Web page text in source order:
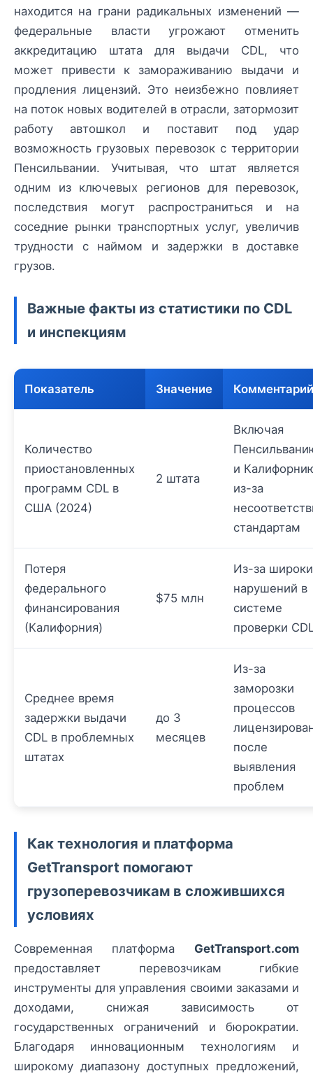
находится на грани радикальных изменений —
федеральные власти угрожают отменить
аккредитацию штата для выдачи CDL, что
может привести к замораживанию выдачи и
продления лицензий. Это неизбежно повлияет
на поток новых водителей в отрасли, затормозит
работу автошкол и поставит под удар
возможность грузовых перевозок с территории
Пенсильвании. Учитывая, что штат является
одним из ключевых регионов для перевозок,
последствия могут распространиться и на
соседние рынки транспортных услуг, увеличив
трудности с наймом и задержки в доставке
грузов.
Важные факты из статистики по CDL
и инспекциям
Показатель Значение Комментарий
Количество
приостановленных
программ CDL в
США (2024)
2 штата
Включая
и
из-за
стандартам
Потеря
федерального
финансирования
(Калифорния)
$75 млн
Из-за
нарушений в
системе
проверки
Среднее время
задержки выдачи
CDL в проблемных
штатах
до 3
месяцев
Из-за
заморозки
процессов
после
выявления
проблем
Как технология и платформа
GetTransport помогают
грузоперевозчикам в сложившихся
условиях
Современная платформа GetTransport.com
предоставляет перевозчикам гибкие
инструменты для управления своими заказами и
доходами, снижая зависимость от
государственных ограничений и бюрократии.
Благодаря инновационным технологиям и
широкому диапазону доступных предложений,